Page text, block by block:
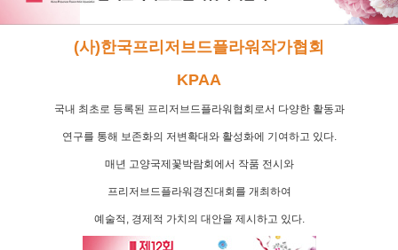
(사)한국프리저브드플라워작가협회
KPAA
국내 최초로 등록된 프리저브드플라워협회로서 다양한 활동과
연구를 통해 보존화의 저변확대와 활성화에 기여하고 있다.
매년 고양국제꽃박람회에서 작품 전시와
프리저브드플라워경진대회를 개최하여
예술적 , 경제적 가치의 대안을 제시하고 있다.